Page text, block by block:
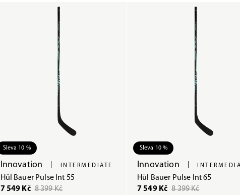
Sleva 10 %
Innovation INTERMEDIATE
Hůl Bauer Pulse Int 55
7 549 Kč 8 399 Kč
Sleva 10 %
Innovation
Hůl Bauer Pulse Int 65
7 549 Kč 8 399 Kč